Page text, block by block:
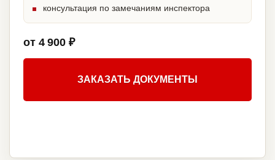
консультация по замечаниям инспектора
от 4 900 ₽
ЗАКАЗАТЬ ДОКУМЕНТЫ